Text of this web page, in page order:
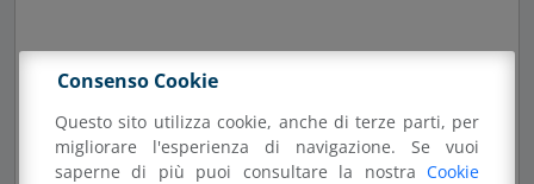
50 pz vassoi gastronomia diam. 166 mm 600 ml 9,9 g
RPET trasparente
Consenso Cookie
Questo sito utilizza cookie, anche di terze parti, per
migliorare l'esperienza di navigazione. Se vuoi
saperne di più puoi consultare la nostra Cookie